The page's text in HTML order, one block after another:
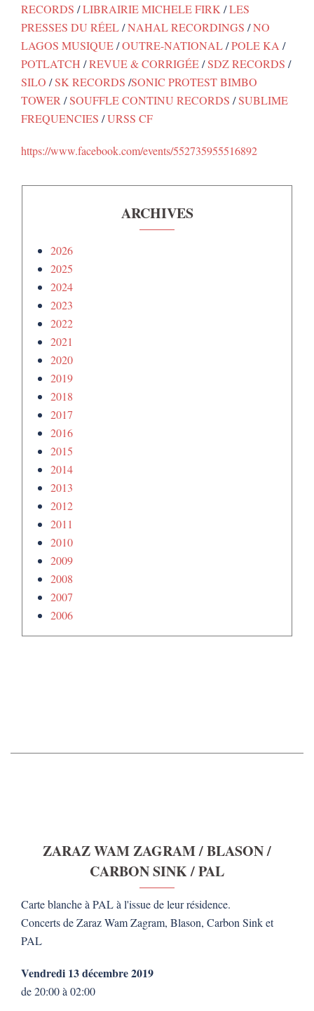
RECORDS /LIBRAIRIE MICHELE FIRK /LES
PRESSES DU RÉEL/NAHAL RECORDINGS /NO
LAGOS MUSIQUE/OUTRE-NATIONAL/POLE KA /
POTLATCH /REVUE & CORRIGÉE/SDZ RECORDS /
SILO /SK RECORDS /SONIC PROTEST BIMBO
TOWER /SOUFFLE CONTINU RECORDS /SUBLIME
FREQUENCIES /URSS CF
https://www.facebook.com/events/552735955516892
ARCHIVES
2026
2025
2024
2023
2022
2021
2020
2019
2018
2017
2016
2015
2014
2013
2012
2011
2010
2009
2008
2007
2006
ZARAZ WAM ZAGRAM / BLASON /
CARBON SINK / PAL
Carte blanche à PAL à l'issue de leur résidence.
Concerts de Zaraz Wam Zagram, Blason, Carbon Sink et
PAL
Vendredi 13 décembre 2019
de 20:00 à 02:00